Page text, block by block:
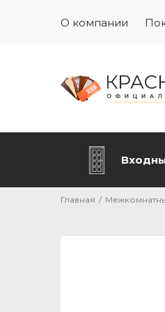
О компании
Главная /